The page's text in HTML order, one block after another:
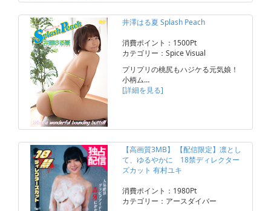
井澤はる夏 Splash Peach
消費ポイント：1500Pt
カテゴリー：Spice Visual
プリプリの桃尻もハジケる元気娘！
小柄ム…
[詳細を見る]
【高画質3MB】 【配信限定】凛とし
て、ゆるやかに 18禁ディレクター
ズカット 有村ユキ
消費ポイント：1980Pt
カテゴリー：アースダイバー